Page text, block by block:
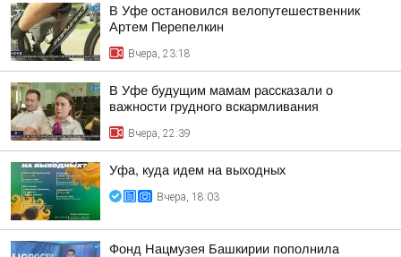
В Уфе остановился велопутешественник
Артем Перепелкин
Вчера, 23:18
В Уфе будущим мамам рассказали о
важности грудного вскармливания
Вчера, 22:39
Уфа, куда идем на выходных
Вчера, 18:03
Фонд Нацмузея Башкирии пополнила